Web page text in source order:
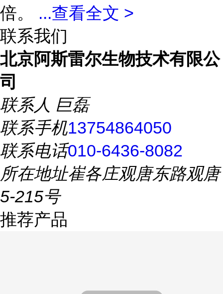
倍。 ...查看全文 >
联系我们
北京阿斯雷尔生物技术有限公
司
联系人 巨磊
联系手机13754864050
联系电话010-6436-8082
所在地址崔各庄观唐东路观唐
5-215号
推荐产品